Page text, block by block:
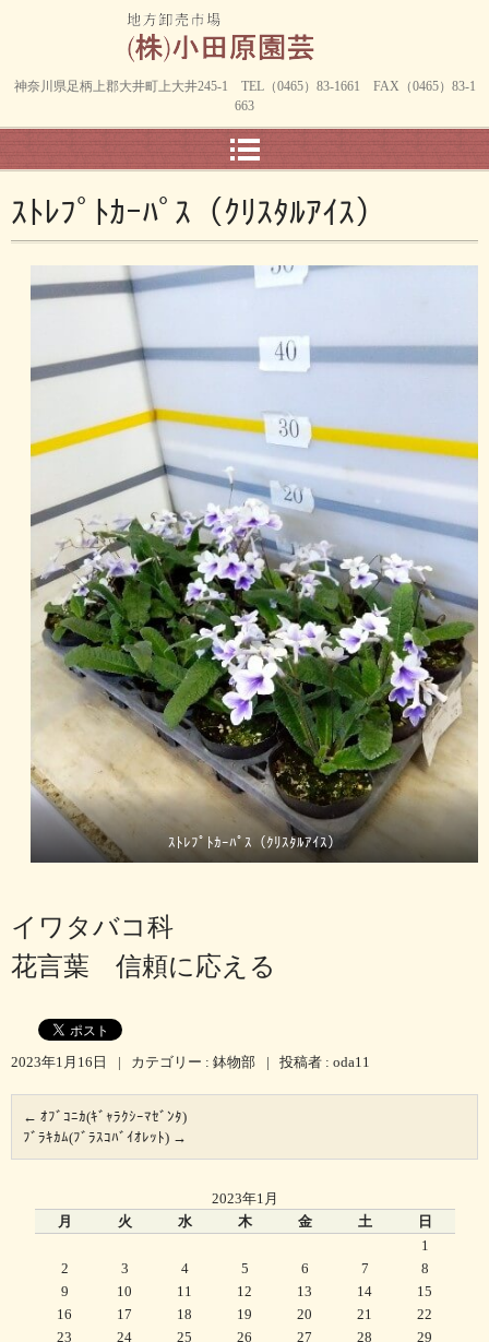
神奈川県足柄上郡大井町上大井245-1 TEL（0465）83-1661 FAX（0465）83-1
663
ｽﾄﾚﾌﾟﾄｶｰﾊﾟｽ（ｸﾘｽﾀﾙｱｲｽ）
ｽﾄﾚﾌﾟﾄｶｰﾊﾟｽ（ｸﾘｽﾀﾙｱｲｽ）
イワタバコ科
花言葉 信頼に応える
2023年1月16日 | カテゴリー : 鉢物部 | 投稿者 : oda11
← ｵﾌﾞｺﾆｶ(ｷﾞｬﾗｸｼｰﾏｾﾞﾝﾀ)
ﾌﾞﾗｷｶﾑ(ﾌﾞﾗｽｺﾊﾞｲｵﾚｯﾄ) →
2023年1月
月
火 水 木 金 土 日
1
2
3 4 5 6 7
8
9
10 11 12 13 14
15
16
17 18 19 20 21
22
23
24 25 26 27 28
29